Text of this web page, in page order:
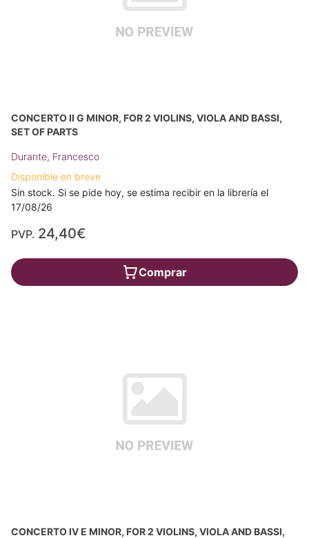
CONCERTO II G MINOR, FOR 2 VIOLINS, VIOLA AND BASSI,
SET OF PARTS
Durante, Francesco
Disponible en breve
Sin stock. Si se pide hoy, se estima recibir en la librería el
17/08/26
PVP. 24,40€
Comprar
CONCERTO IV E MINOR, FOR 2 VIOLINS, VIOLA AND BASSI,